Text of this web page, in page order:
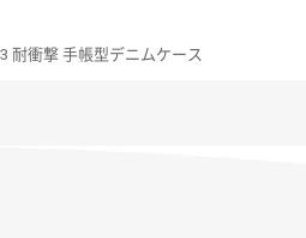
耐衝撃 手帳型デニムケース